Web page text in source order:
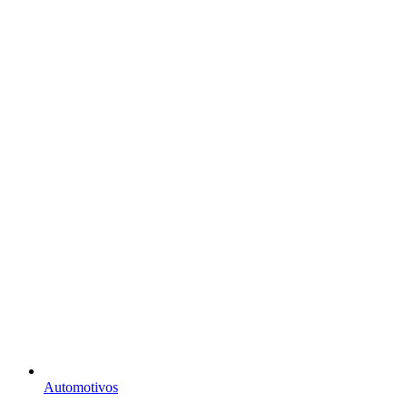
Automotivos